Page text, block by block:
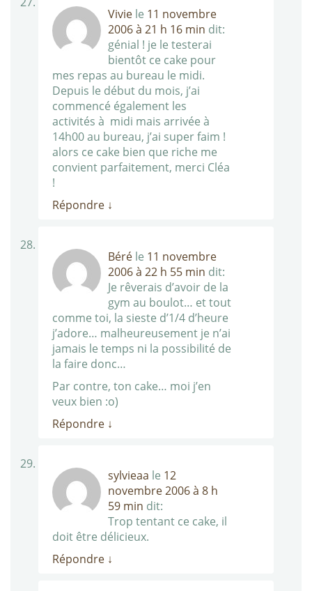
Vivie le 11 novembre
2006 à 21 h 16 min dit:
génial ! je le testerai
bientôt ce cake pour
mes repas au bureau le midi.
Depuis le début du mois, j’ai
commencé également les
activités à midi mais arrivée à
14h00 au bureau, j’ai super faim !
alors ce cake bien que riche me
convient parfaitement, merci Cléa
!
Répondre ↓
Béré le 11 novembre
2006 à 22 h 55 min dit:
Je rêverais d’avoir de la
gym au boulot… et tout
comme toi, la sieste d’1/4 d’heure
j’adore… malheureusement je n’ai
jamais le temps ni la possibilité de
la faire donc…
Par contre, ton cake… moi j’en
veux bien :o)
Répondre ↓
sylvieaa le 12
novembre 2006 à 8 h
59 min dit:
Trop tentant ce cake, il
doit être délicieux.
Répondre ↓